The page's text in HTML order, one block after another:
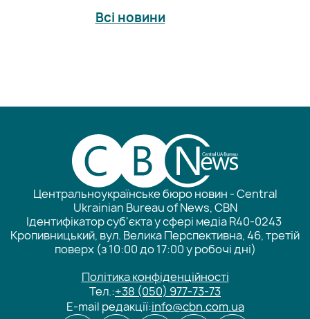
Всі новини
Центральноукраїнське бюро новин - Central
Ukrainian Bureau of News, CBN
Ідентифікатор суб'єкта у сфері медіа R40-0243
Кропивницький, вул. Велика Перспективна, 46, третій
поверх (з 10:00 до 17:00 у робочі дні)
Політика конфіденційності
Тел.:+38 (050) 977-73-73
E-mail редакції:info@cbn.com.ua